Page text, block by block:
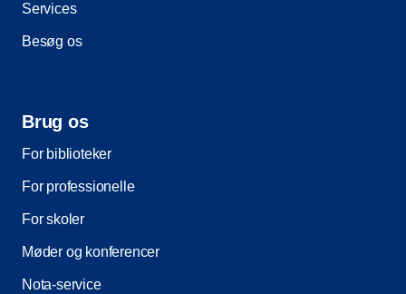
Services
Besøg os
Brug os
For biblioteker
For professionelle
For skoler
Møder og konferencer
Nota-service